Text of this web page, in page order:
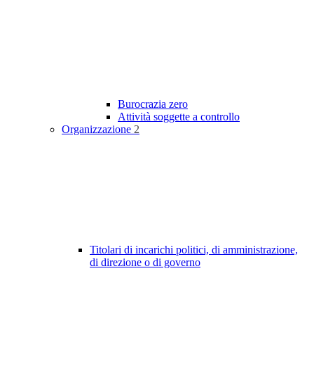
Burocrazia zero
Attività soggette a controllo
Organizzazione 2
Titolari di incarichi politici, di amministrazione,
di direzione o di governo